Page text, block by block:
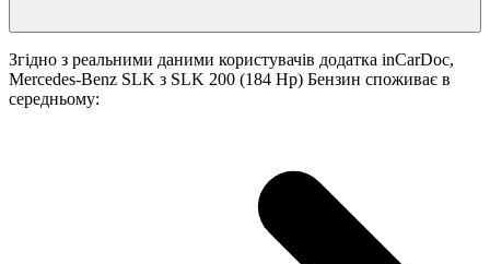
Згідно з реальними даними користувачів додатка inCarDoc,
Mercedes-Benz SLK з SLK 200 (184 Hp) Бензин споживає в
середньому: